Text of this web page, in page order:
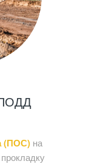
(ПОС)на